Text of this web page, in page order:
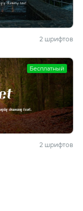
2 шрифтов
Бесплатный
2 шрифтов